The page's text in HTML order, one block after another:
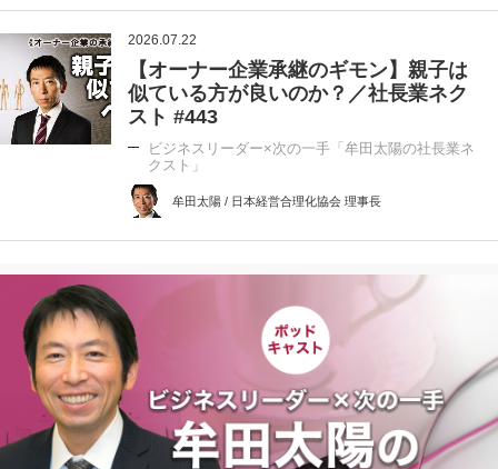
2026.07.22
【オーナー企業承継のギモン】親子は
似ている方が良いのか？／社長業ネク
スト #443
ビジネスリーダー×次の一手「牟田太陽の社長業ネ
クスト」
牟田太陽 / 日本経営合理化協会 理事長